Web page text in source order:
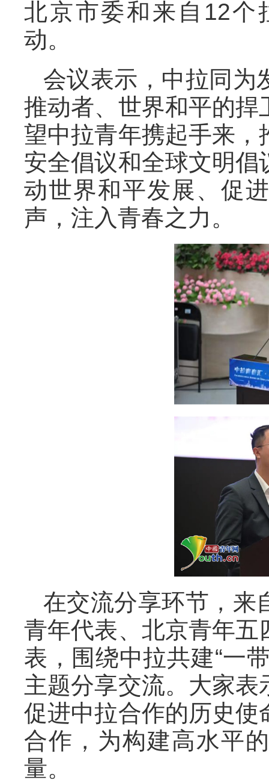
北京市委和来自12个
动。
会议表示，中拉同为
推动者、世界和平的
望中拉青年携起手来
安全倡议和全球文明
动世界和平发展、促
声，注入青春之力。
在交流分享环节，来
青年代表、北京青年
表，围绕中拉共建“一
主题分享交流。大家
促进中拉合作的历史
合作，为构建高水平
量。